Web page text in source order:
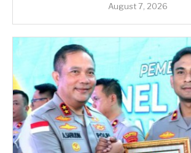
August 7, 2026